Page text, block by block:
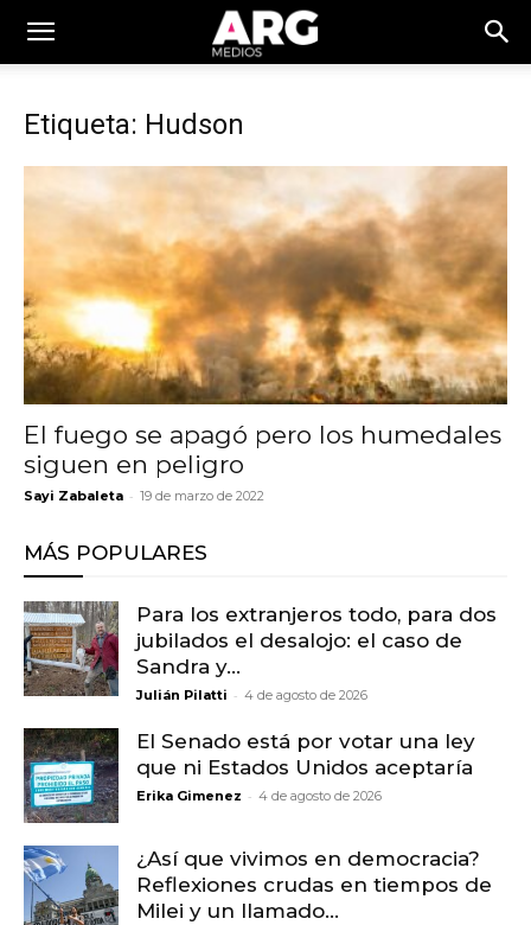
Etiqueta: Hudson
El fuego se apagó pero los humedales
siguen en peligro
Sayi Zabaleta - 19 de marzo de 2022
MÁS POPULARES
Para los extranjeros todo, para dos
jubilados el desalojo: el caso de
Sandra y...
Julián Pilatti - 4 de agosto de 2026
El Senado está por votar una ley
que ni Estados Unidos aceptaría
Erika Gimenez - 4 de agosto de 2026
¿Así que vivimos en democracia?
Reflexiones crudas en tiempos de
Milei y un llamado...